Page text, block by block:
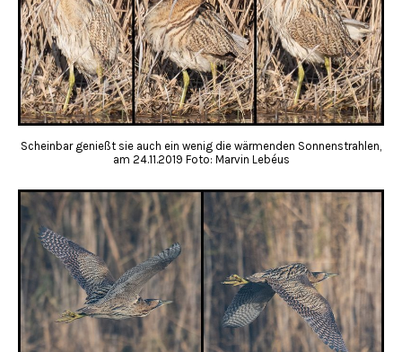
Scheinbar genießt sie auch ein wenig die wärmenden Sonnenstrahlen,
am 24.11.2019 Foto: Marvin Lebéus